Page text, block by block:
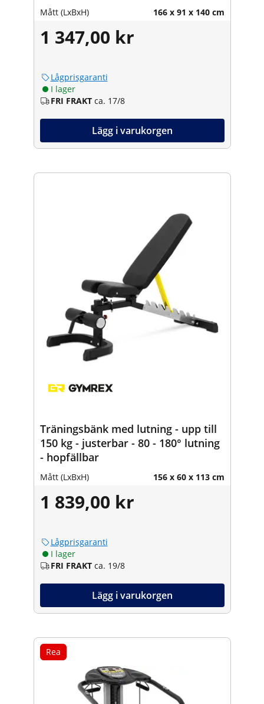
Mått (LxBxH) 166 x 91 x 140 cm
1 347,00 kr
Lågprisgaranti
I lager
FRI FRAKT ca. 17/8
Lägg i varukorgen
Träningsbänk med lutning - upp till
150 kg - justerbar - 80 - 180° lutning
- hopfällbar
Mått (LxBxH) 156 x 60 x 113 cm
1 839,00 kr
Lågprisgaranti
I lager
FRI FRAKT ca. 19/8
Lägg i varukorgen
Rea